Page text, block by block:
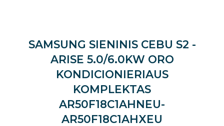
SAMSUNG SIENINIS CEBU S2 -
ARISE 5.0/6.0KW ORO
KONDICIONIERIAUS
KOMPLEKTAS
AR50F18C1AHNEU-
AR50F18C1AHXEU